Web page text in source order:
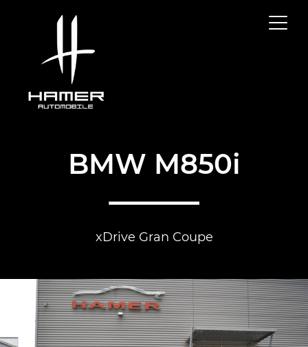
BMW M850i
xDrive Gran Coupe